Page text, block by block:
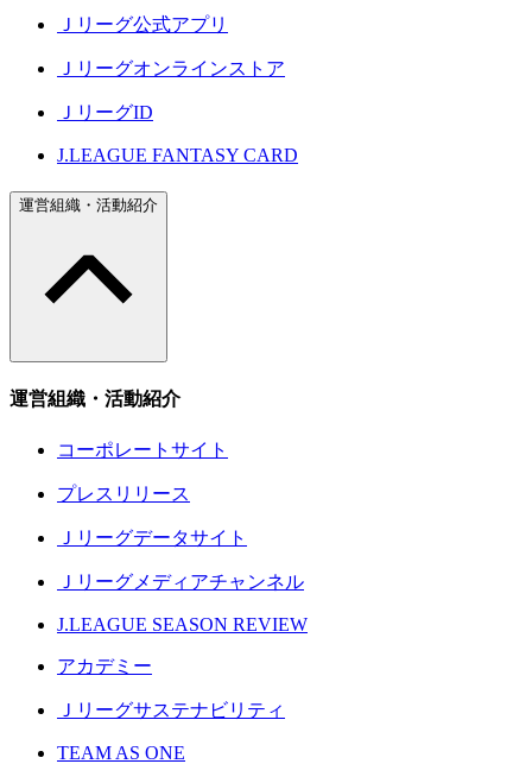
Ｊリーグ公式アプリ
Ｊリーグオンラインストア
ＪリーグID
J.LEAGUE FANTASY CARD
運営組織・活動紹介
運営組織・活動紹介
コーポレートサイト
プレスリリース
Ｊリーグデータサイト
Ｊリーグメディアチャンネル
J.LEAGUE SEASON REVIEW
アカデミー
Ｊリーグサステナビリティ
TEAM AS ONE